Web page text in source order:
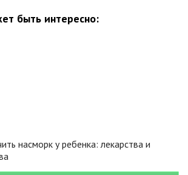
быть интересно:
насморк у ребенка: лекарства и